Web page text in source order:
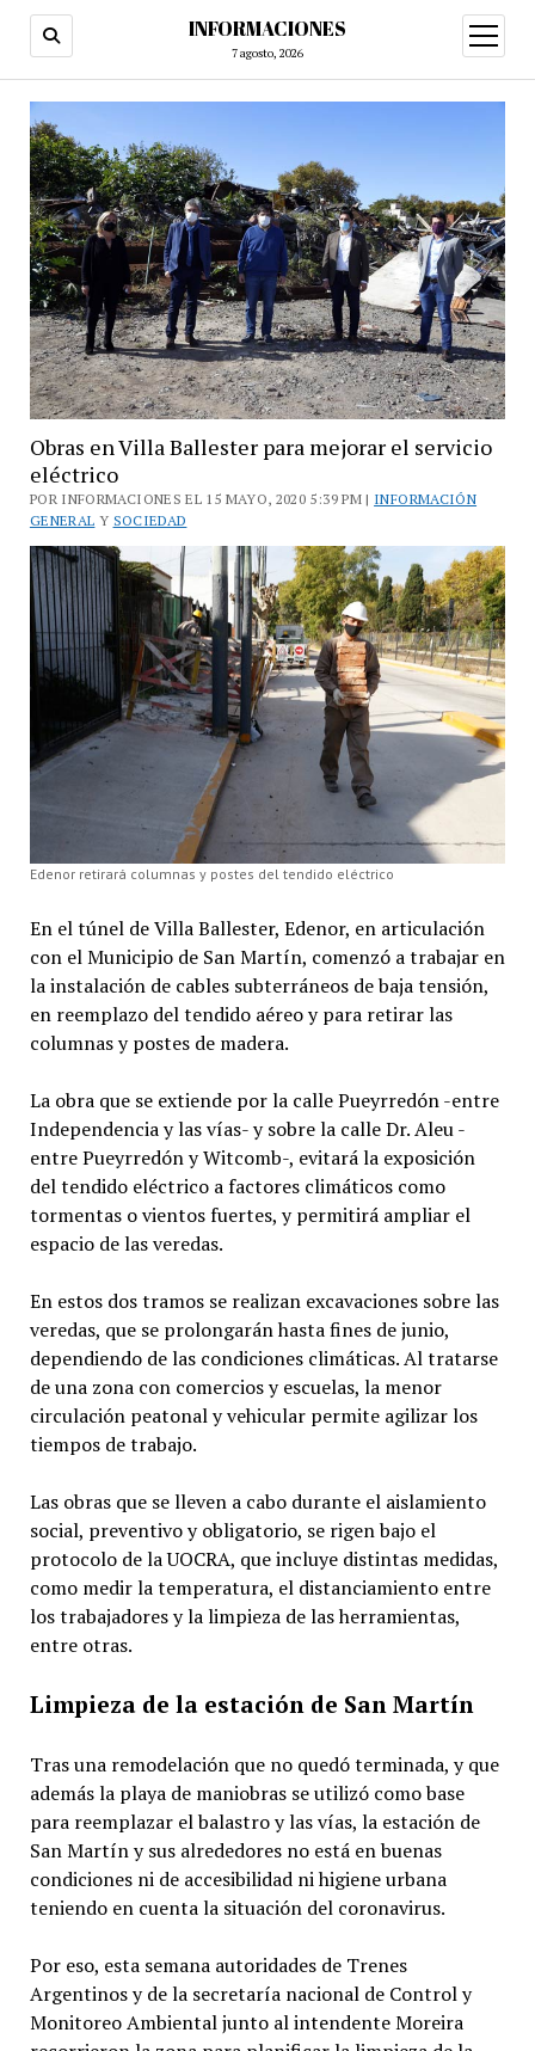
INFORMACIONES
7 agosto, 2026
abrir
menú
Obras en Villa Ballester para mejorar el servicio
eléctrico
POR INFORMACIONES EL 15 MAYO, 2020 5:39 PM | INFORMACIÓN
GENERAL Y SOCIEDAD
Edenor retirará columnas y postes del tendido eléctrico
En el túnel de Villa Ballester, Edenor, en articulación
con el Municipio de San Martín, comenzó a trabajar en
la instalación de cables subterráneos de baja tensión,
en reemplazo del tendido aéreo y para retirar las
columnas y postes de madera.
La obra que se extiende por la calle Pueyrredón -entre
Independencia y las vías- y sobre la calle Dr. Aleu -
entre Pueyrredón y Witcomb-, evitará la exposición
del tendido eléctrico a factores climáticos como
tormentas o vientos fuertes, y permitirá ampliar el
espacio de las veredas.
En estos dos tramos se realizan excavaciones sobre las
veredas, que se prolongarán hasta fines de junio,
dependiendo de las condiciones climáticas. Al tratarse
de una zona con comercios y escuelas, la menor
circulación peatonal y vehicular permite agilizar los
tiempos de trabajo.
Las obras que se lleven a cabo durante el aislamiento
social, preventivo y obligatorio, se rigen bajo el
protocolo de la UOCRA, que incluye distintas medidas,
como medir la temperatura, el distanciamiento entre
los trabajadores y la limpieza de las herramientas,
entre otras.
Limpieza de la estación de San Martín
Tras una remodelación que no quedó terminada, y que
además la playa de maniobras se utilizó como base
para reemplazar el balastro y las vías, la estación de
San Martín y sus alrededores no está en buenas
condiciones ni de accesibilidad ni higiene urbana
teniendo en cuenta la situación del coronavirus.
Por eso, esta semana autoridades de Trenes
Argentinos y de la secretaría nacional de Control y
Monitoreo Ambiental junto al intendente Moreira